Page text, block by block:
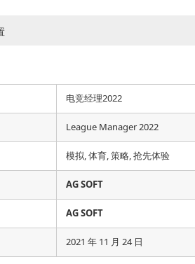
电竞经理2022
League Manager 2022
模拟, 体育, 策略, 抢先体验
AG SOFT
AG SOFT
2021 年 11 月 24 日